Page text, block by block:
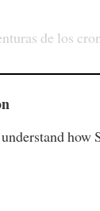
de los
how